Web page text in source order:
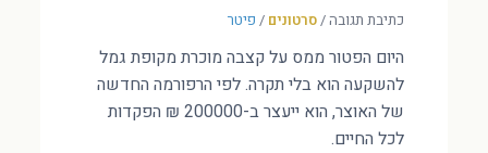
כתיבת תגובה/סרטונים / פיטר
היום הפטור ממס על קצבה מוכרת מקופת גמל
להשקעה הוא בלי תקרה. לפי הרפורמה החדשה
של האוצר, הוא ייעצר ב-200000 ₪ הפקדות
לכל החיים.